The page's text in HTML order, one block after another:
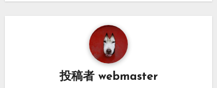
投稿者 webmaster